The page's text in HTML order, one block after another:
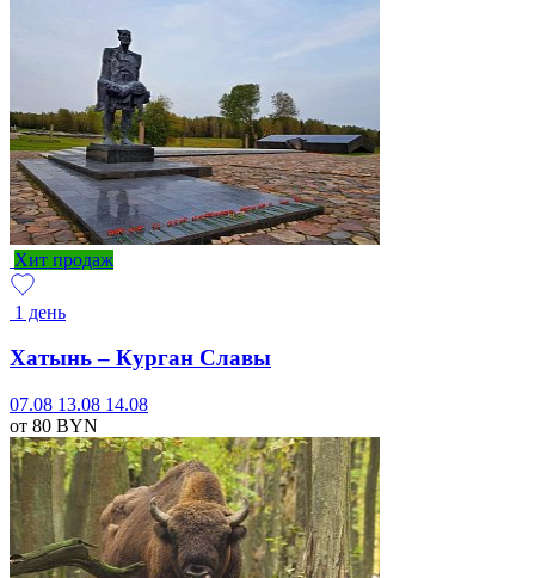
Хит продаж
1 день
Хатынь – Курган Славы
07.08 13.08 14.08
от 80 BYN